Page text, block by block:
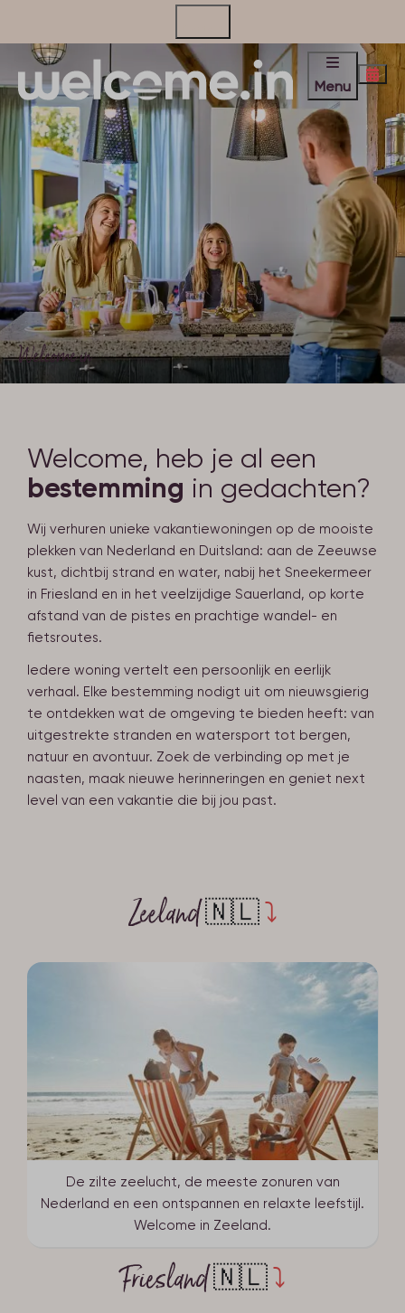
Menu
Welcome in
Welcome, heb je al een
bestemming in gedachten?
Wij verhuren unieke vakantiewoningen op de mooiste
plekken van Nederland en Duitsland: aan de Zeeuwse
kust, dichtbij strand en water, nabij het Sneekermeer
in Friesland en in het veelzijdige Sauerland, op korte
afstand van de pistes en prachtige wandel- en
fietsroutes.
Iedere woning vertelt een persoonlijk en eerlijk
verhaal. Elke bestemming nodigt uit om nieuwsgierig
te ontdekken wat de omgeving te bieden heeft: van
uitgestrekte stranden en watersport tot bergen,
natuur en avontuur. Zoek de verbinding op met je
naasten, maak nieuwe herinneringen en geniet next
level van een vakantie die bij jou past.
Zeeland🇳🇱⤵
De zilte zeelucht, de meeste zonuren van
Nederland en een ontspannen en relaxte leefstijl.
Welcome in Zeeland.
Friesland🇳🇱⤵